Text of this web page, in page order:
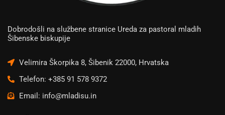
Dobrodošli na službene stranice Ureda za pastoral mladih
Šibenske biskupije
Velimira Škorpika 8, Šibenik 22000, Hrvatska
Telefon: +385 91 578 9372
Email: info@mladisu.in